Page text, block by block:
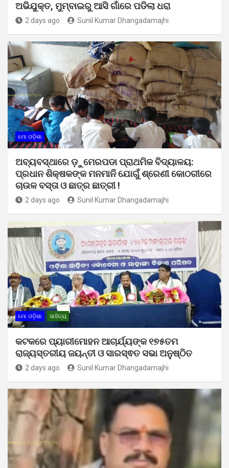
ଅଭିଯୁକ୍ତ, ମୁମ୍ବାଇରୁ ଆସି ଗାଁରେ ପଡିଲା ଧରା
2 days ago Sunil Kumar Dhangadamajhi
ମୋ ଓଡ଼ିଶା
ଅବ୍ୟବସ୍ଥାରେ ଡ଼ୁମେରପଡା ପ୍ରାଥମିକ ବିଦ୍ୟାଳୟ:
ପ୍ରଧାନ ଶିକ୍ଷକଙ୍କ ମନମାନି ଯୋଗୁଁ ଶ୍ରେଣୀ କୋଠରୀରେ
ଚାଉଳ ବସ୍ତା ଓ ଛାତ୍ର ଛାତ୍ରୀ !
2 days ago Sunil Kumar Dhangadamajhi
ମୋ ଓଡ଼ିଶା ସାହିତ୍ୟ
କଟକରେ ପ୍ୟାରୀମୋହନ ଆଚାର୍ଯ୍ୟଙ୍କ ୧୭୫ତମ
ରାଜ୍ୟସ୍ତରୀୟ ଜୟନ୍ତୀ ଓ ସାରସ୍ଵତ ସଭା ଅନୁଷ୍ଠିତ
2 days ago Sunil Kumar Dhangadamajhi